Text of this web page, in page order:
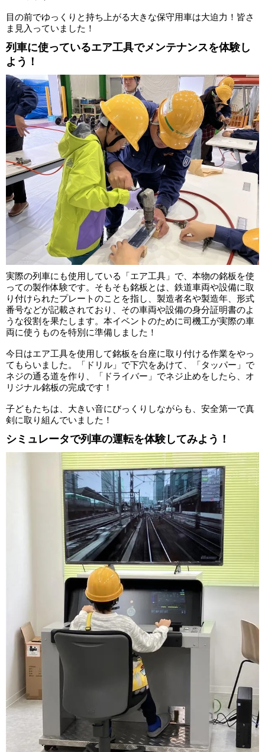
目の前でゆっくりと持ち上がる大きな保守用車は大迫力！皆さ
ま見入っていました！
列車に使っているエア工具でメンテナンスを体験し
よう！
実際の列車にも使用している「エア工具」で、本物の銘板を使
っての製作体験です。そもそも銘板とは、鉄道車両や設備に取
り付けられたプレートのことを指し、製造者名や製造年、形式
番号などが記載されており、その車両や設備の身分証明書のよ
うな役割を果たします。本イベントのために司機工が実際の車
両に使うものを特別に準備しました！
今日はエア工具を使用して銘板を台座に取り付ける作業をやっ
てもらいました。「ドリル」で下穴をあけて、「タッパー」で
ネジの通る道を作り、「ドライバー」でネジ止めをしたら、オ
リジナル銘板の完成です！
子どもたちは、大きい音にびっくりしながらも、安全第一で真
剣に取り組んでいました！
シミュレータで列車の運転を体験してみよう！